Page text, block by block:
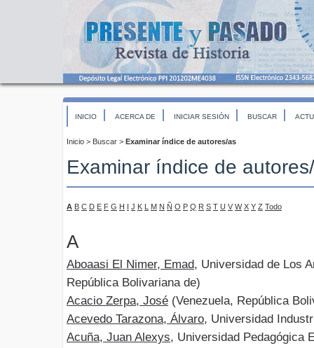
INICIO ACERCA DE INICIAR SESIÓN BUSCAR
Inicio > Buscar > Examinar índice de autores/as
Examinar índice de
A B C D E F G H I J K L M N Ñ O P Q R S T U V W X Y Z Todo
A
Aboaasi El Nimer, Emad, Universidad de Los
República Bolivariana de)
Acacio Zerpa, José (Venezuela, República
Acevedo Tarazona, Álvaro, Universidad
Acuña, Juan Alexys, Universidad Pedagógica